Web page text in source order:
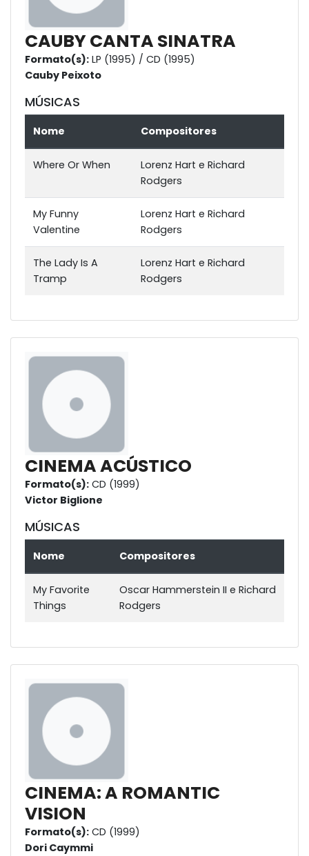
CAUBY CANTA SINATRA
Formato(s): LP (1995) / CD (1995)
Cauby Peixoto
MÚSICAS
Nome Compositores
Where Or When
Lorenz Hart e Richard
Rodgers
My Funny
Valentine
Lorenz Hart e Richard
Rodgers
The Lady Is A
Tramp
Lorenz Hart e Richard
Rodgers
CINEMA ACÚSTICO
Formato(s): CD (1999)
Victor Biglione
MÚSICAS
Nome Compositores
My Favorite
Things
Oscar Hammerstein II e Richard
Rodgers
CINEMA: A ROMANTIC
VISION
Formato(s): CD (1999)
Dori Caymmi